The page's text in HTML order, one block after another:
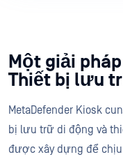
Một giải
Thiết bị lưu
MetaDefender Kiosk
bị lưu trữ di động và
được xây dựng để